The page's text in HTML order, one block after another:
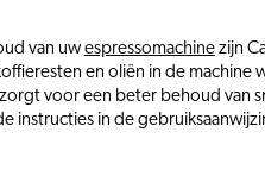
van uw espressomachinezijn
en oliën in de machine
voor een beter behoud van
instructies in de